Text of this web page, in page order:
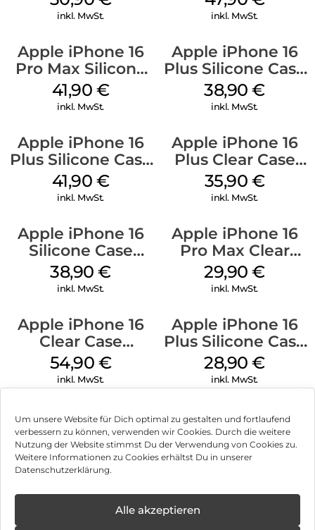
Um unsere Website für Dich optimal zu gestalten und fortlaufend
verbessern zu können, verwenden wir Cookies. Durch die weitere
Nutzung der Website stimmst Du der Verwendung von Cookies zu.
Weitere Informationen zu Cookies erhältst Du in unserer
Datenschutzerklärung.
Alle akzeptieren
inkl. MwSt.
Black
inkl. MwSt.
Apple iPhone 16
Pro Max Silicone
Case MagSafe
Ultramarine
41,90 €
inkl. MwSt.
Apple iPhone 16
Plus Silicone Case
MagSafe Denim
38,90€
inkl. MwSt.
Apple iPhone 16
Plus Silicone Case
MagSafe Stone
Gray
41,90 €
inkl. MwSt.
Apple iPhone 16
Plus Clear Case
MagSafe
Transparent
35,90 €
inkl. MwSt.
Apple iPhone 16
Silicone Case
MagSafe
Ultramarine
38,90€
inkl. MwSt.
Apple iPhone 16
Pro Max Clear
Case MagSafe
Transparent
29,90€
inkl. MwSt.
Apple iPhone 16
Clear Case
MagSafe
Transparent
54,90 €
inkl. MwSt.
Apple iPhone 16
Plus Silicone Case
MagSafe Black
28,90€
inkl. MwSt.
Impressum